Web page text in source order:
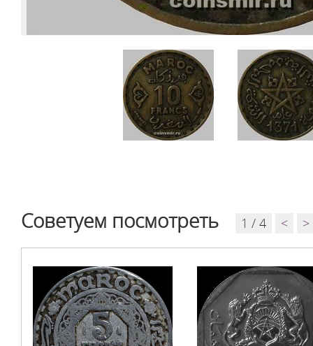
Советуем посмотреть 1 / 4 < >